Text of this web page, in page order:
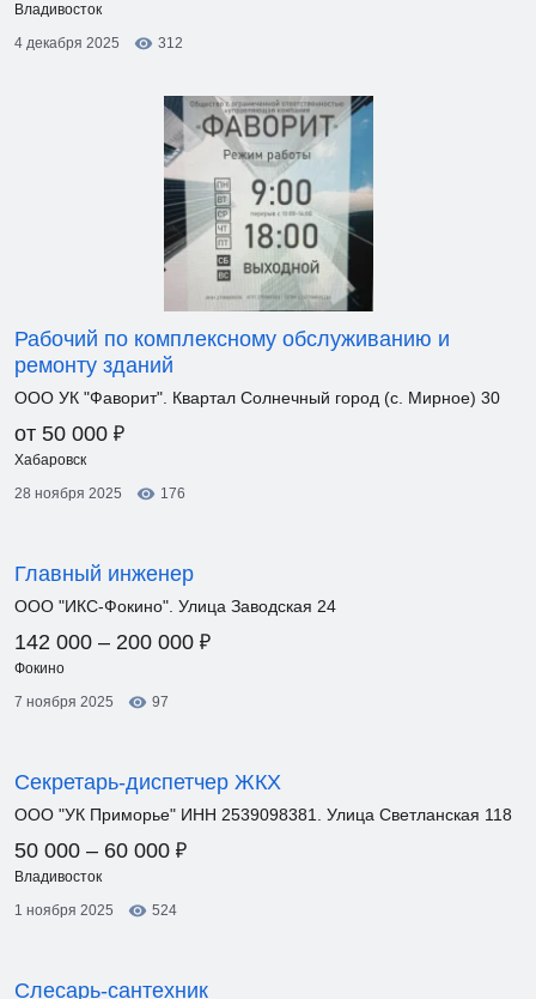
Владивосток
4 декабря 2025
312
Рабочий по комплексному обслуживанию и
ремонту зданий
ООО УК "Фаворит". Квартал Солнечный город (с. Мирное) 30
от 50 000 ₽
Хабаровск
28 ноября 2025
176
Главный инженер
ООО "ИКС-Фокино". Улица Заводская 24
142 000 – 200 000 ₽
Фокино
7 ноября 2025
97
Секретарь-диспетчер ЖКХ
ООО "УК Приморье" ИНН 2539098381. Улица Светланская 118
50 000 – 60 000 ₽
Владивосток
1 ноября 2025
524
Слесарь-сантехник